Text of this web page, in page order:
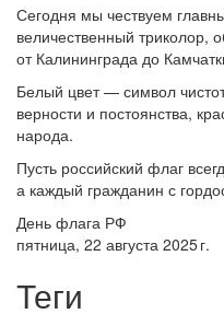
Сегодня мы чествуем
величественный
от Калининграда до
Белый цвет — символ
верности и постоянства,
народа.
Пусть российский флаг
а каждый гражданин с
День флага РФ
пятница, 22 августа 2025 г.
Теги